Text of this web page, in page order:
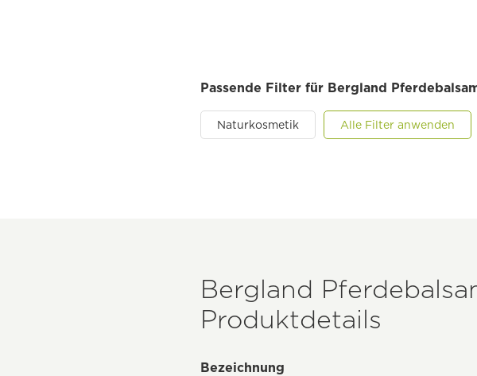
Passende Filter für Bergland
Naturkosmetik Alle Filter anwenden
Bergland
Produktdetails
Bezeichnung